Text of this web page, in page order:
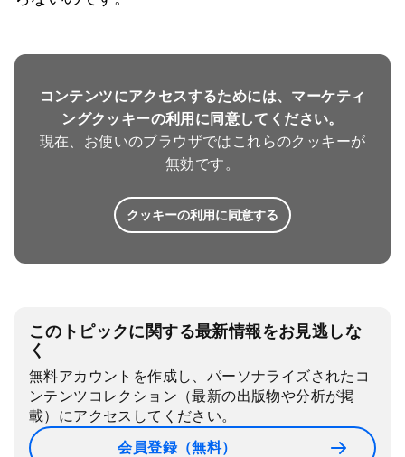
コンテンツにアクセスするためには、マーケティ
ングクッキーの利用に同意してください。
現在、お使いのブラウザではこれらのクッキーが
無効です。
クッキーの利用に同意する
このトピックに関する最新情報をお見逃しな
く
無料アカウントを作成し、パーソナライズされたコ
ンテンツコレクション（最新の出版物や分析が掲
載）にアクセスしてください。
会員登録（無料）